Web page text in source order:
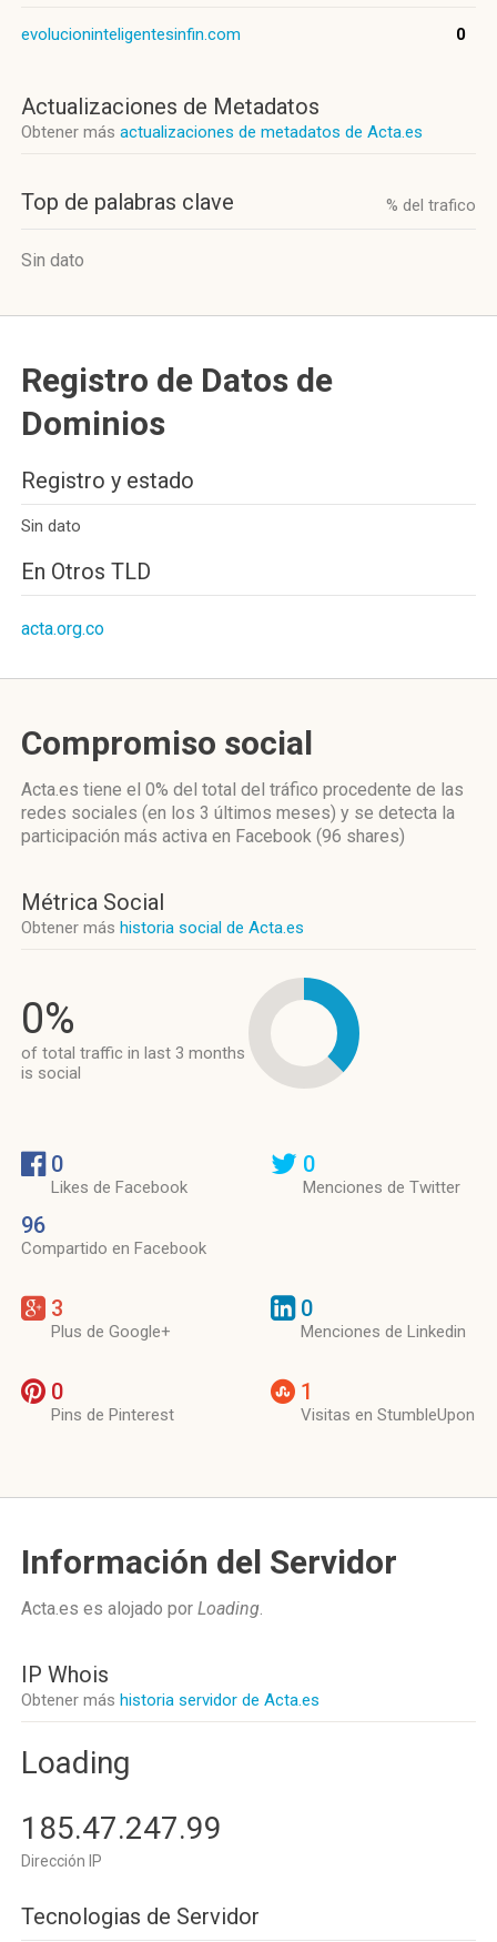
evolucioninteligentesinfin.com 0
Actualizaciones de Metadatos
Obtener más actualizaciones de metadatos de Acta.es
Top de palabras clave % del trafico
Sin dato
Registro de Datos de
Dominios
Registro y estado
Sin dato
En Otros TLD
acta.org.co
Compromiso social
Acta.es tiene el 0% del total del tráfico procedente de las
redes sociales (en los 3 últimos meses) y se detecta la
participación más activa en Facebook (96 shares)
Métrica Social
Obtener más historia social de Acta.es
0%
of total traffic in last 3 months
is social
0
Likes de Facebook
96
Compartido en Facebook
0
Menciones de Twitter
3
Plus de Google+
0
Menciones de Linkedin
0
Pins de Pinterest
1
Visitas en StumbleUpon
Información del Servidor
Acta.es es alojado por Loading.
IP Whois
Obtener más historia servidor de Acta.es
Loading
185.47.247.99
Dirección IP
Tecnologias de Servidor